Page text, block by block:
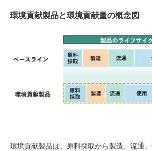
環境貢献製品と環境貢献量の概念図
環境貢献製品は、原料採取から製造、流通